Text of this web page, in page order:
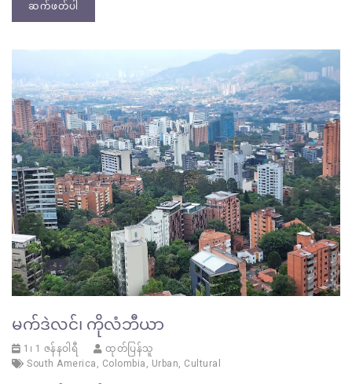
ဆက်ဖတ်ပါ
မက်ဒဲလင်၊ ကိုလံဘီယာ
1၊ 1 ဇန်နဝါရီ
ထုတ်ပြန်သူ
South America
Colombia Urban Cultural